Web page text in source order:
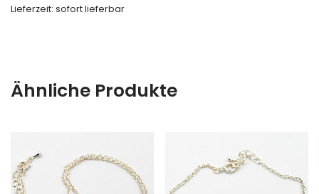
Lieferzeit: sofort lieferbar
Ähnliche Produkte